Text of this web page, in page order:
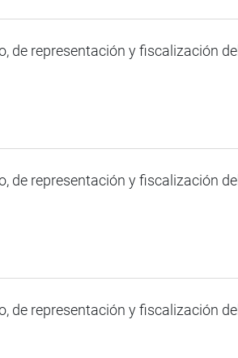
de representación y fiscalización del
de representación y fiscalización del
de representación y fiscalización del